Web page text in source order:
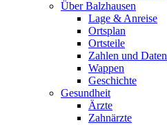
Über Balzhausen
Lage & Anreise
Ortsplan
Ortsteile
Zahlen und Daten
Wappen
Geschichte
Gesundheit
Ärzte
Zahnärzte